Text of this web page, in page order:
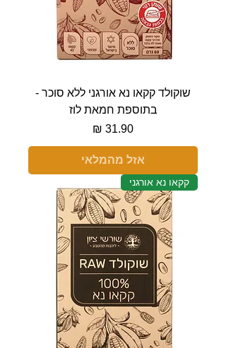
שוקולד קקאו נא אורגני ללא סוכר -
בתוספת חמאת לוז
מחיר
אזל מהמלאי
קקאו נא אורגני